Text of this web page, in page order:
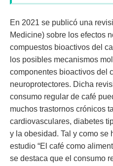
En 2021 se publicó una
Medicine) sobre los efectos
compuestos bioactivos del
los posibles mecanismos
componentes bioactivos del
neuroprotectores. Dicha
consumo regular de café
muchos trastornos crónicos
cardiovasculares, diabetes
y la obesidad. Tal y como se
estudio “El café como
se destaca que el consumo